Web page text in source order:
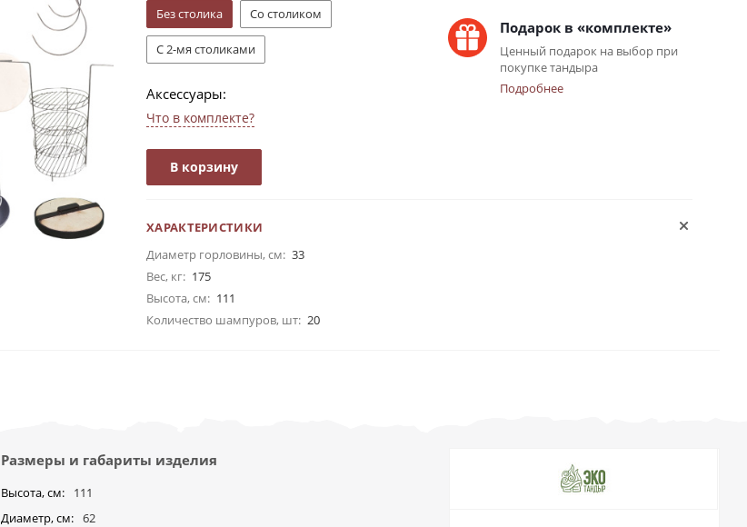
Подарок в «комплекте»
Ценный подарок на выбор при
покупке тандыра
Подробнее
Без столика
Со столиком
С 2-мя столиками
Аксессуары:
Что в комплекте?
В корзину
ХАРАКТЕРИСТИКИ
Диаметр горловины, см: 33
Вес, кг: 175
Высота, см: 111
Количество шампуров, шт: 20
Размеры и габариты изделия
Высота, см
111
Диаметр, см
62